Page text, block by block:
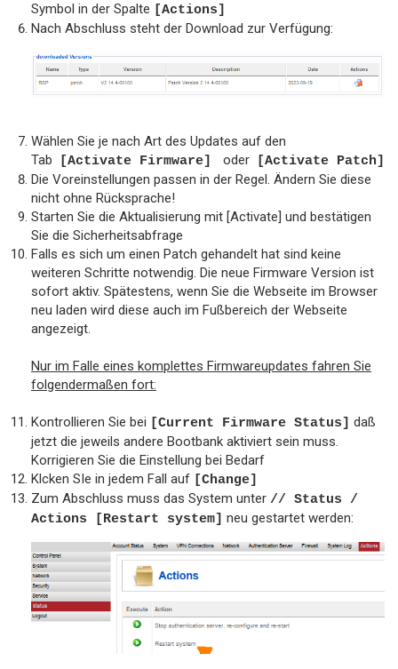
Symbol in der Spalte [Actions]
Nach Abschluss steht der Download zur Verfügung:
Wählen Sie je nach Art des Updates auf den
Tab
[Activate Firmware] oder [Activate Patch]
Die Voreinstellungen passen in der Regel. Ändern Sie diese
nicht ohne Rücksprache!
Starten Sie die Aktualisierung mit [Activate] und bestätigen
Sie die Sicherheitsabfrage
Falls es sich um einen Patch gehandelt hat sind keine
weiteren Schritte notwendig. Die neue Firmware Version ist
sofort aktiv. Spätestens, wenn Sie die Webseite im Browser
neu laden wird diese auch im Fußbereich der Webseite
angezeigt.
Nur im Falle eines komplettes Firmwareupdates fahren Sie
folgendermaßen fort:
Kontrollieren Sie bei [Current Firmware Status] daß
jetzt die jeweils andere Bootbank aktiviert sein muss.
Korrigieren Sie die Einstellung bei Bedarf
Klcken SIe in jedem Fall auf [Change]
Zum Abschluss muss das System unter // Status /
Actions [Restart system] neu gestartet werden: